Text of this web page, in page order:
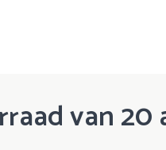
van 20